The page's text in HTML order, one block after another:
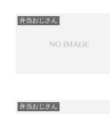
弁当おじさん
弁当おじさん